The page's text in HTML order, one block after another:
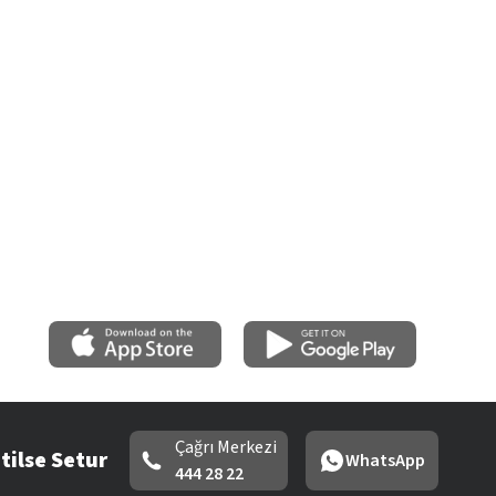
Setur
Çağrı Merkezi
444 28 22
WhatsApp